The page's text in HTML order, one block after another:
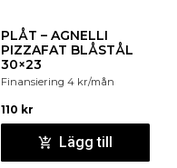
PLÅT – AGNELLI
PIZZAFAT BLÅSTÅL
30×23
Finansiering 4 kr/mån
110 kr
Lägg till